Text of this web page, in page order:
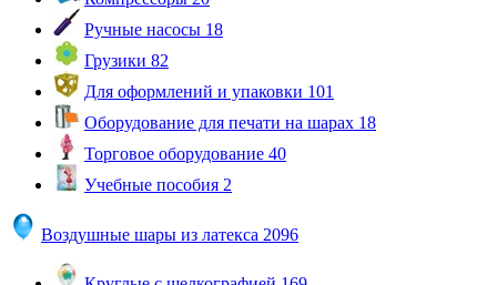
Ручные насосы 18
Грузики 82
Для оформлений и упаковки 101
Оборудование для печати на шарах 18
Торговое оборудование 40
Учебные пособия 2
Воздушные шары из латекса 2096